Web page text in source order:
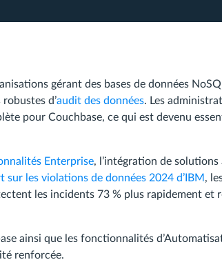
gérant des bases de données
d’audit des données. Les
pour Couchbase, ce qui est devenu
Enterprise, l’intégration de solutions
sur les violations de données 2024 d’IBM ,
les incidents 73 % plus rapidement et
ainsi que les fonctionnalités
renforcée.